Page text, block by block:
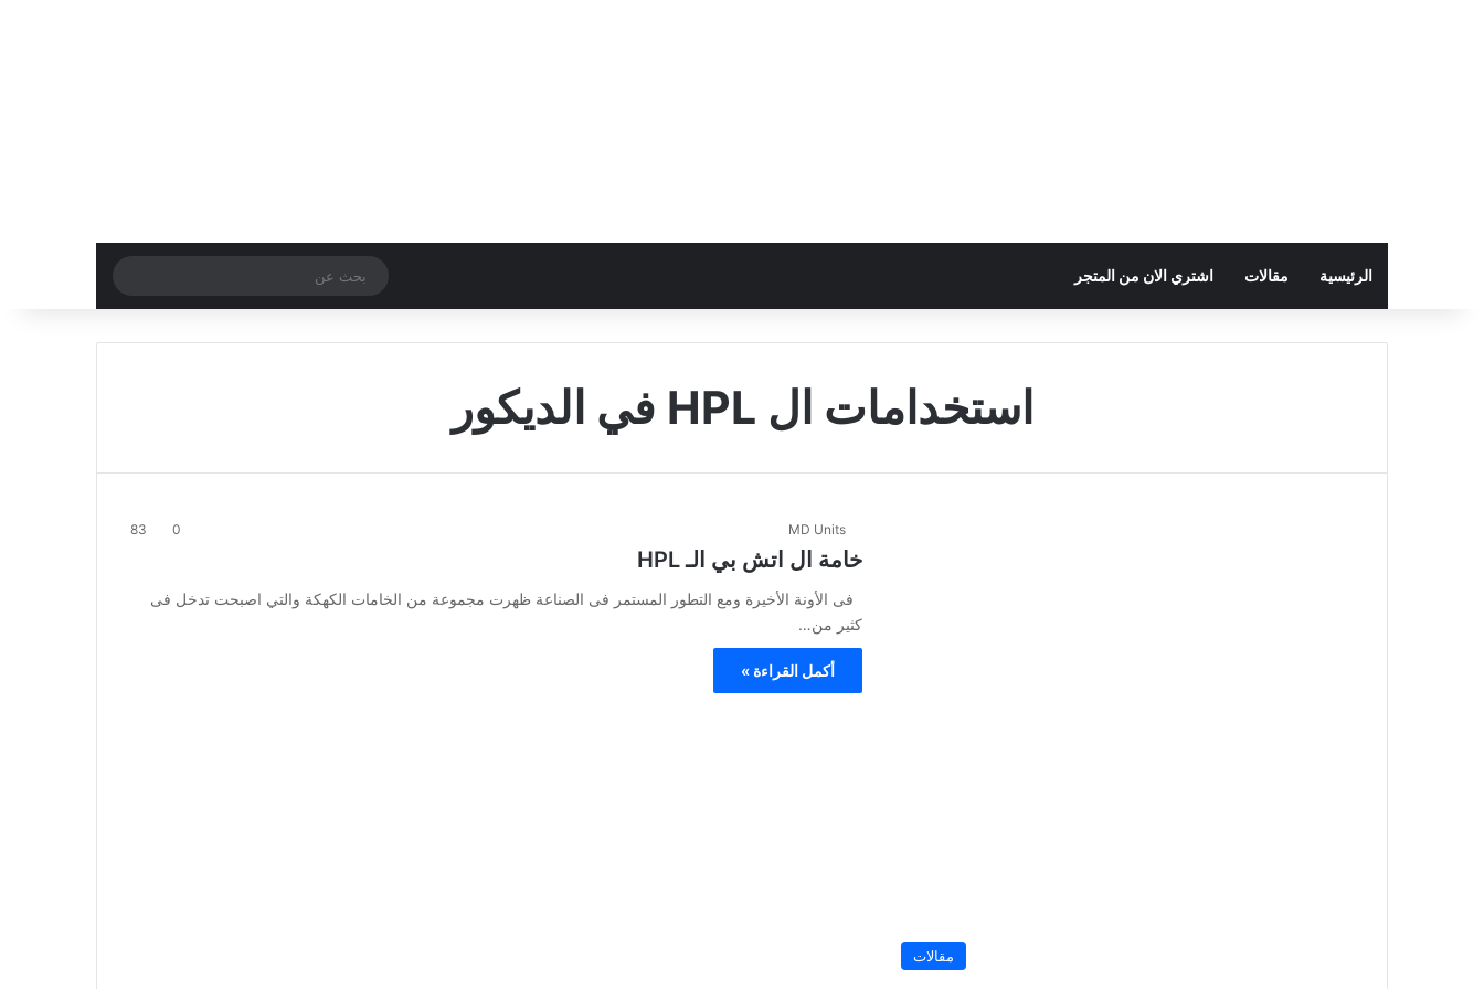
الرئيسية مقالات اشتري الان من المتجر الوضع المظلم
عن
استخدامات ال HPL في الديكور
مقالات
MD Units
0
83
خامة ال اتش بي الـ HPL
فى الأونة الأخيرة ومع التطور المستمر فى الصناعة ظهرت مجموعة من الخامات الكهكة والتي اصبحت تدخل فى
كثير من…
أكمل القراءة »